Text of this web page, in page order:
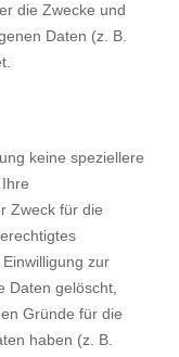
die Zwecke und
Daten (z. B.
keine speziellere
Zweck für die
zur
Daten gelöscht,
Gründe für die
haben (z. B.